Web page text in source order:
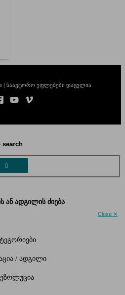
| საავტორო უფლებები დაცულია
search
Close ✕
ან ადგილის ძიება
/ ადგილი